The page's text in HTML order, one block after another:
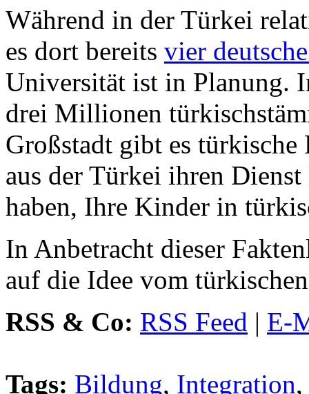
Während in der Türkei
es dort bereits vier
Universität ist in Planung.
drei Millionen
Großstadt gibt es türkische
aus der Türkei ihren
haben, Ihre Kinder in
In Anbetracht dieser
auf die Idee vom
RSS & Co: RSS Feed | E-
Tags: Bildung, Integration,